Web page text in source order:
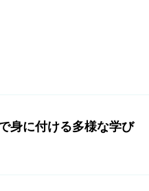
身に付ける多様な学び